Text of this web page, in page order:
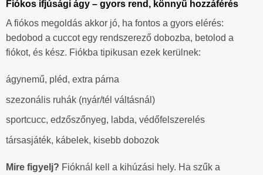
Fiókos ifjúsági ágy – gyors rend, könnyű hozzáférés
A fiókos megoldás akkor jó, ha fontos a gyors elérés:
bedobod a cuccot egy rendszerező dobozba, betolod a
fiókot, és kész. Fiókba tipikusan ezek kerülnek:
ágynemű, pléd, extra párna
szezonális ruhák (nyár/tél váltásnál)
sportcucc, edzőszőnyeg, labda, védőfelszerelés
társasjáték, kábelek, kisebb dobozok
Mire figyelj? Fióknál kell a kihúzási hely. Ha szűk a